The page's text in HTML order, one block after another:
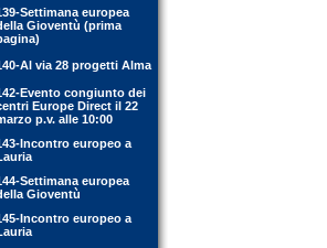
Settimana europea
Gioventù (prima
Al via 28 progetti Alma
Evento congiunto dei
Europe Direct il 22
p.v. alle 10:00
Incontro europeo a
Settimana europea
Gioventù
Incontro europeo a